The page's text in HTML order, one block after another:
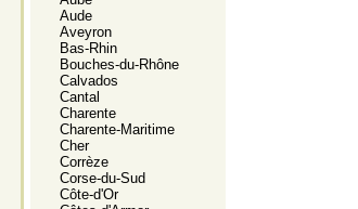
Aude
Aveyron
Bas-Rhin
Bouches-du-Rhône
Calvados
Cantal
Charente
Charente-Maritime
Cher
Corrèze
Corse-du-Sud
Côte-d'Or